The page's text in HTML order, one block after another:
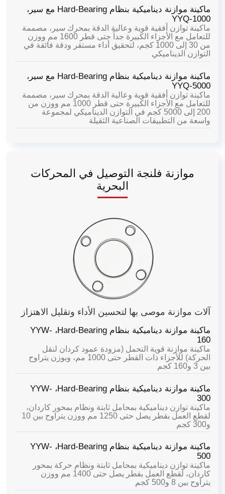
ماكينة موازنة ديناميكية بنظام Hard-Bearing مع سير،
YYQ-1000
ماكينة توازن أفقية قوية وعالية الدقة بمحرك سير، مصممة
للتعامل مع الأجزاء الكبيرة جداً حتى قطر 1600 مم ووزن
من 30 إلى 1000 كجم، لتحقيق أداء مستقر ودقة فائقة في
التوازن الديناميكي
ماكينة موازنة ديناميكية بنظام Hard-Bearing مع سير،
YYQ-5000
ماكينة توازن أفقية قوية وعالية الدقة بمحرك سير، مصممة
للتعامل مع الأجزاء الكبيرة حتى قطر 1000 مم ووزن من
200 إلى 5000 كجم في التوازن الديناميكي لمجموعة
واسعة من التطبيقات الصناعية الثقيلة
موازنة فلنجة التوصيل في المحركات
البحرية
آلات موازنة موصى بها لتحسين الأداء وتقليل الاهتزاز
ماكينة موازنة ديناميكية بنظام Hard-Bearing،
YYW-
160
ماكينة موازنة قوية التحمل (مزودة عمود كردان لنقل
الحركة) للأجزاء ذات القطر حتى 1000 مم، وبوزن يتراوح
بين 3 و160 كجم
ماكينة موازنة ديناميكية بنظام Hard-Bearing،
YYW-
300
ماكينة توازن ديناميكية بمحامل ثابتة ونظام بمحور كاردان،
لقطع العمل بقطر يصل حتى 1250 مم ووزن يتراوح بين 10
و300 كجم
ماكينة موازنة ديناميكية بنظام Hard-Bearing،
YYW-
500
ماكينة توازن ديناميكية بمحامل ثابتة ونظام حركة بمحور
كاردان، لقطع العمل بقطر يصل حتى 1400 مم ووزن
يتراوح بين 8 و500 كجم